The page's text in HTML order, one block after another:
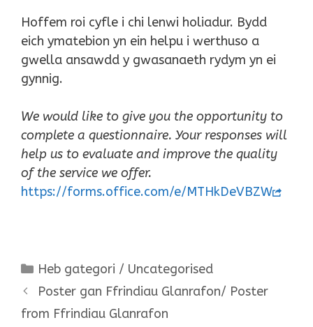
Hoffem roi cyfle i chi lenwi holiadur. Bydd
eich ymatebion yn ein helpu i werthuso a
gwella ansawdd y gwasanaeth rydym yn ei
gynnig.
We would like to give you the opportunity to
complete a questionnaire. Your responses will
help us to evaluate and improve the quality
of the service we offer.
https://forms.office.com/e/MTHkDeVBZW
Categories
Heb gategori / Uncategorised
Poster gan Ffrindiau Glanrafon/ Poster
from Ffrindiau Glanrafon